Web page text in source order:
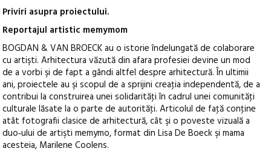
Priviri asupra proiectului.
Reportajul artistic memymom
BOGDAN & VAN BROECK au o istorie îndelungată de colaborare
cu artişti. Arhitectura văzută din afara profesiei devine un mod
de a vorbi şi de fapt a gândi altfel despre arhitectură. În ultimii
ani, proiectele au şi scopul de a sprijini creaţia independentă, de a
contribui la construirea unei solidarităţi în cadrul unei comunităţi
culturale lăsate la o parte de autorităţi. Articolul de faţă conţine
atât fotografii clasice de arhitectură, cât şi o poveste vizuală a
duo‑ului de artişti memymo, format din Lisa De Boeck şi mama
acesteia, Marilene Coolens.